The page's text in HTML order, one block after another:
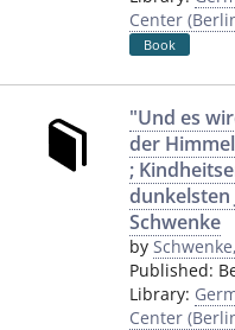
Center
Book
"Und es
der
;
dunkelsten
Schwenke
by
Published:
Library:
Center